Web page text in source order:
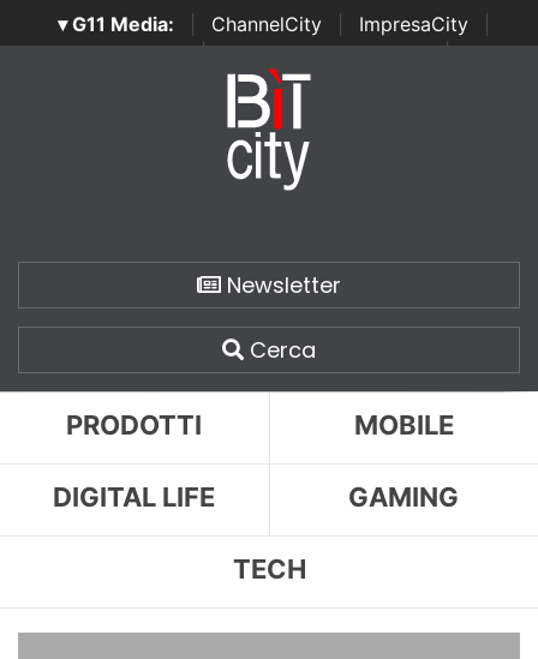
▾ G11 Media: ChannelCity ImpresaCity
SecurityOpenLab | Italian Channel Awards | Italian
Italian Security Awards
Newsletter
Cerca
PRODOTTI MOBILE
DIGITAL LIFE GAMING
TECH